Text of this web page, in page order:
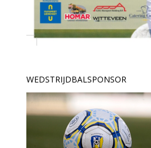
WEDSTRIJDBALSPONSOR